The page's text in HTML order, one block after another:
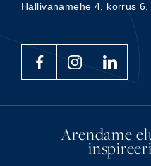
Hallivanamehe 4, korrus 6,
Arendame